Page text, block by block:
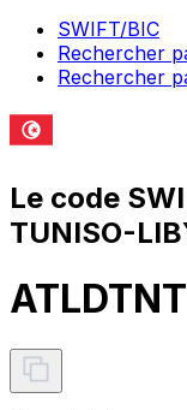
SWIFT/BIC
Rechercher
Rechercher
Le code
TUNISO-